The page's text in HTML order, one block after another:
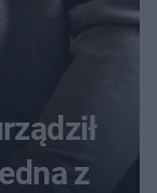
z